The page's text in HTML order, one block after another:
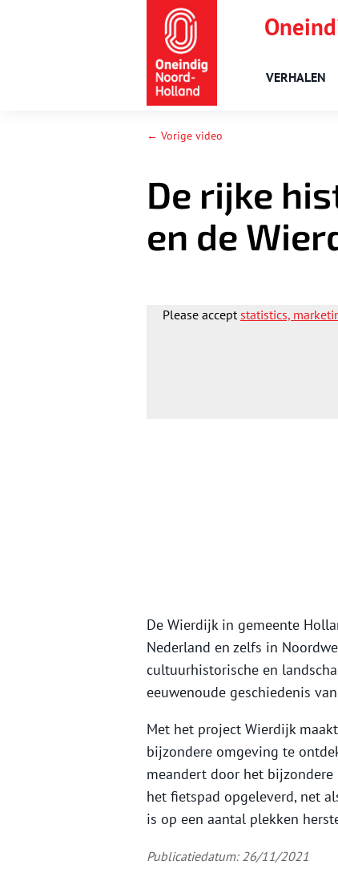
VERHALEN
← Vorige video
De rijke
en de
Please acceptstatistics,
De Wierdijk in gemeente
Nederland en zelfs in
cultuurhistorische en
eeuwenoude geschiedenis
Met het project Wierdijk
bijzondere omgeving te
meandert door het
het fietspad opgeleverd, net
is op een aantal plekken
Publicatiedatum: 26/11/2021